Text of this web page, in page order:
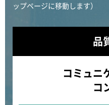
ップページに移動します）
品
コミュニ
コ